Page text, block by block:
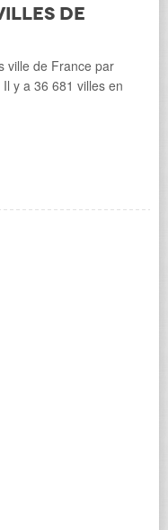
de
ville de France par
y a 36 681 villes en